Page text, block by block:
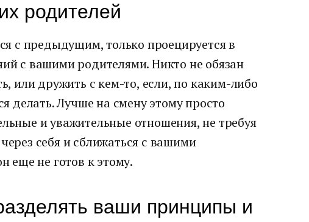
родителей
с предыдущим, только проецируется в
с вашими родителями. Никто не обязан
или дружить с кем-то, если, по каким-либо
делать. Лучше на смену этому просто
и уважительные отношения, не требуя
себя и сближаться с вашими
еще не готов к этому.
ваши принципы и